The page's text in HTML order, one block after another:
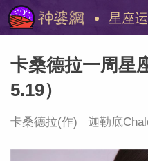
星座
卡桑德拉一周星
5.19）
卡桑德拉(作) 迦勒底